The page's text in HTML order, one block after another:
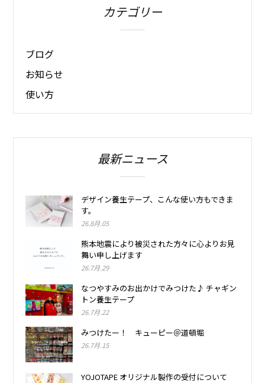
カテゴリー
ブログ
お知らせ
使い方
最新ニュース
デザイン養生テープ、こんな使い方もできま
す。
26.8月.05
熊本地震により被災された方々に心よりお見
舞い申し上げます
26.7月.29
なつやすみのお出かけでみつけた♪ チャギン
トン養生テープ
26.7月.22
みつけたー！ キューピー＠道頓堀
26.7月.15
YOJOTAPE オリジナル製作の受付について